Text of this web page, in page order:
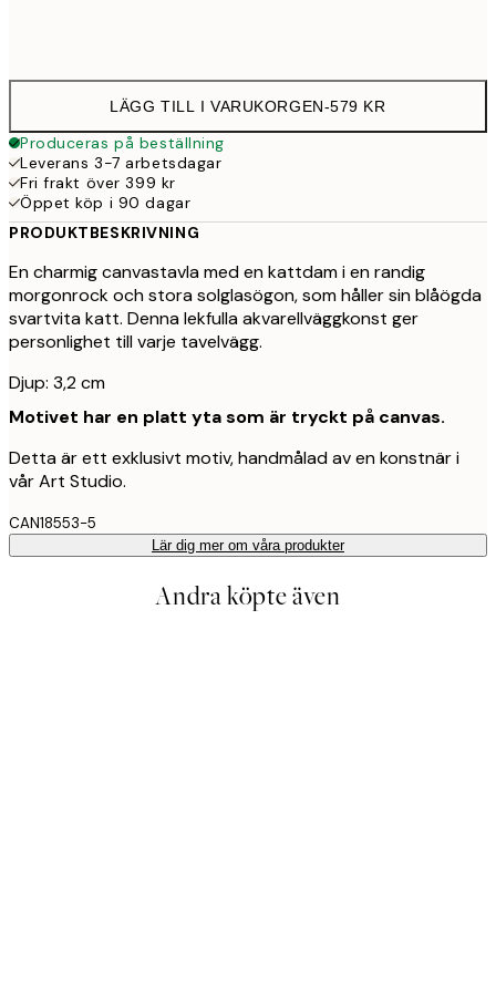
LÄGG TILL I VARUKORGEN-579 KR
Produceras på beställning
Leverans 3-7 arbetsdagar
Fri frakt över 399 kr
Öppet köp i 90 dagar
PRODUKTBESKRIVNING
En charmig canvastavla med en kattdam i en randig
morgonrock och stora solglasögon, som håller sin blåögda
svartvita katt. Denna lekfulla akvarellväggkonst ger
personlighet till varje tavelvägg.
Djup: 3,2 cm
Motivet har en platt yta som är tryckt på canvas.
Detta är ett exklusivt motiv, handmålad av en konstnär i
vår Art Studio.
CAN18553-5
Lär dig mer om våra produkter
Andra köpte även